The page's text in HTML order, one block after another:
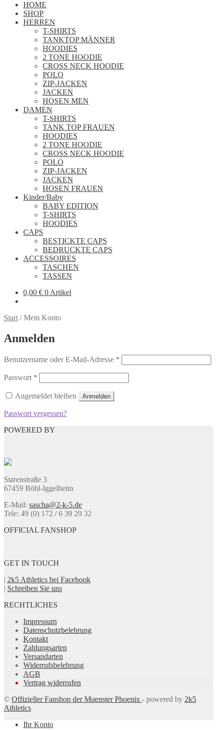
HOME
SHOP
HERREN
T-SHIRTS
TANKTOP MÄNNER
HOODIES
2 TONE HOODIE
CROSS NECK HOODIE
POLO
ZIP-JACKEN
JACKEN
HOSEN MEN
DAMEN
T-SHIRTS
TANK TOP FRAUEN
HOODIES
2 TONE HOODIE
CROSS NECK HOODIE
POLO
ZIP-JACKEN
JACKEN
HOSEN FRAUEN
Kinder/Baby
BABY EDITION
T-SHIRTS
HOODIES
CAPS
BESTICKTE CAPS
BEDRUCKTE CAPS
ACCESSOIRES
TASCHEN
TASSEN
0,00 € 0 Artikel
Start /Mein Konto
Anmelden
Benutzername oder E-Mail-Adresse *
Passwort *
Angemeldet bleiben Anmelden
Passwort vergessen?
POWERED BY
Starenstraße 3
67459 Böhl-Iggelheim
E-Mail: sascha@2-k-5.de
Tele: 49 (0) 172 / 6 39 29 32
OFFICIAL FANSHOP
GET IN TOUCH
| 2k5 Athletics bei Facebook
| Schreiben Sie uns
RECHTLICHES
Impressum
Datenschutzbelehrung
Kontakt
Zahlungsarten
Versandarten
Widerrufsbelehrung
AGB
Vertrag widerrufen
© Offizieller Fanshop der Muenster Phoenix - powered by 2k5
Athletics
Ihr Konto